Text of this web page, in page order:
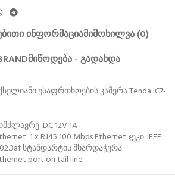
ᲘᲜᲤᲝᲠᲛᲐᲪᲘᲐᲛᲘᲛᲝᲮᲘᲚᲕᲐ (0)
ᲛᲘᲬᲝᲓᲔᲑᲐ - ᲒᲐᲓᲐᲮᲓᲐ
უსაფრთხოების კამერა Tenda IC7-
DC 12V 1A
1 x RJ45 100 Mbps Ethernet ჯეკი. IEEE
სტანდარტის მხარდაჭერა.
port on tail line